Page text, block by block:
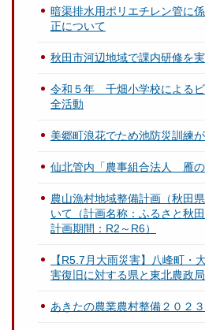
暗渠排水用ポリエチレン管に
正について
秋田市河辺地域で課内研修を
令和５年 千畑小学校による
全活動
美郷町浪花でため池防災訓練
仙北管内「農事組合法人 雁
農山漁村地域整備計画（秋田
いて（計画名称：ふるさと秋
計画期間：R2～R6）
【R5.7月大雨災害】八峰町・
害復旧に対する県と東北農政
あきたの農業農村整備２０２３